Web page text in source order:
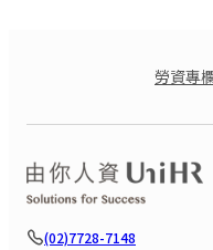
勞資專
(02)7728-7148